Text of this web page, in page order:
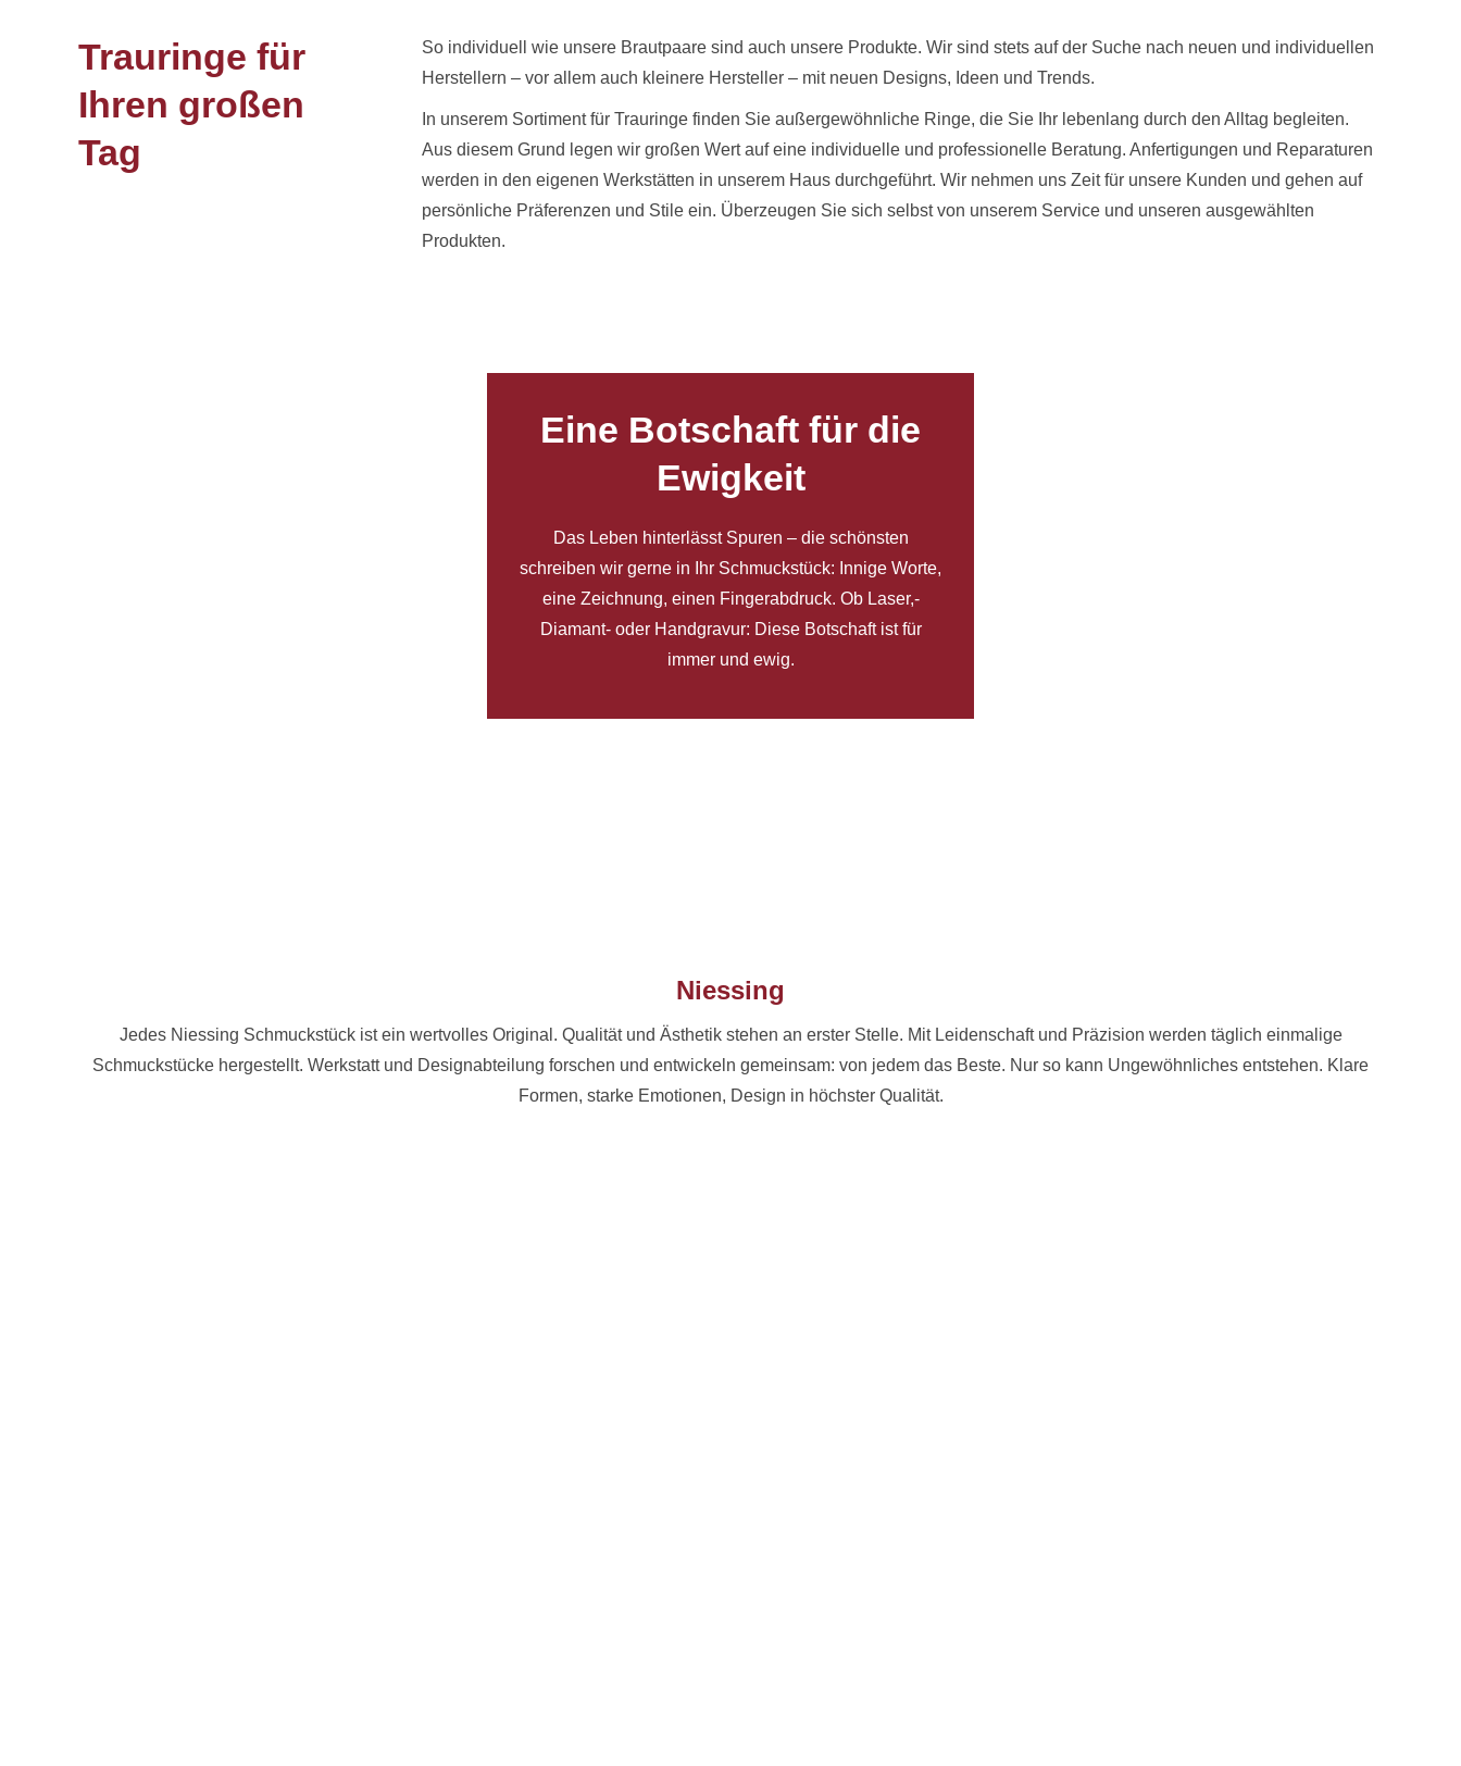
Trauringe für
Ihren großen
Tag
So individuell wie unsere Brautpaare sind auch unsere Produkte. Wir sind stets auf der Suche nach neuen und individuellen
Herstellern – vor allem auch kleinere Hersteller – mit neuen Designs, Ideen und Trends.
In unserem Sortiment für Trauringe finden Sie außergewöhnliche Ringe, die Sie Ihr lebenlang durch den Alltag begleiten.
Aus diesem Grund legen wir großen Wert auf eine individuelle und professionelle Beratung. Anfertigungen und Reparaturen
werden in den eigenen Werkstätten in unserem Haus durchgeführt. Wir nehmen uns Zeit für unsere Kunden und gehen auf
persönliche Präferenzen und Stile ein. Überzeugen Sie sich selbst von unserem Service und unseren ausgewählten
Produkten.
Eine Botschaft für die
Ewigkeit
Das Leben hinterlässt Spuren – die schönsten
schreiben wir gerne in Ihr Schmuckstück: Innige Worte,
eine Zeichnung, einen Fingerabdruck. Ob Laser,-
Diamant- oder Handgravur: Diese Botschaft ist für
immer und ewig.
Niessing
Jedes Niessing Schmuckstück ist ein wertvolles Original. Qualität und Ästhetik stehen an erster Stelle. Mit Leidenschaft und Präzision werden täglich einmalige
Schmuckstücke hergestellt. Werkstatt und Designabteilung forschen und entwickeln gemeinsam: von jedem das Beste. Nur so kann Ungewöhnliches entstehen. Klare
Formen, starke Emotionen, Design in höchster Qualität.